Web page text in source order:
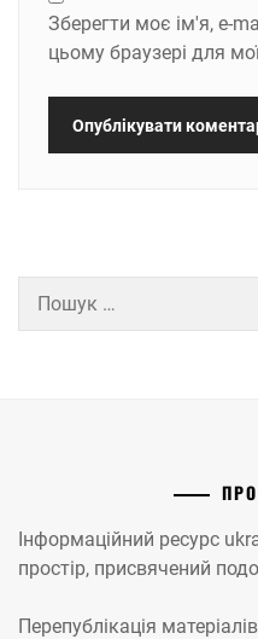
Зберегти моє ім'я, e-
цьому браузері для
ПРО
Інформаційний ресурс
простір, присвячений
Перепублікація